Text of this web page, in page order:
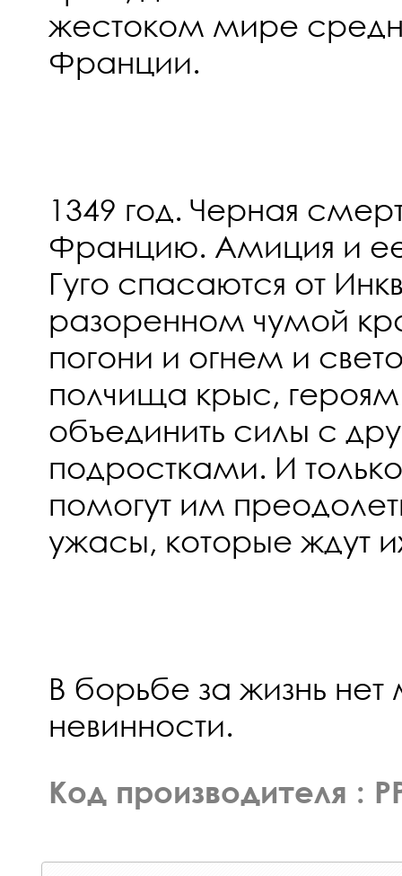
жестоком мире
Франции.
1349 год. Черная
Францию. Амиция и
Гуго спасаются от
разоренном чумой
погони и огнем и
полчища крыс, героям
объединить силы с
подростками. И
помогут им
ужасы, которые ждут
В борьбе за жизнь нет
невинности.
Код производителя :